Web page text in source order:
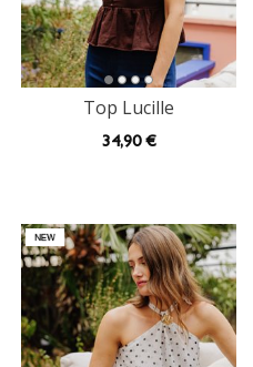
Top Lucille
34,90 €